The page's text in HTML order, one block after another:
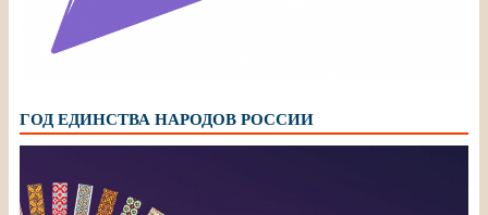
ГОД ЕДИНСТВА НАРОДОВ РОССИИ